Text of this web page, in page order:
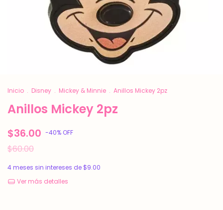
Inicio . Disney . Mickey & Minnie . Anillos Mickey 2pz
Anillos Mickey 2pz
$36.00 -40% OFF
$60.00
4meses sin intereses de $9.00
Ver más detalles